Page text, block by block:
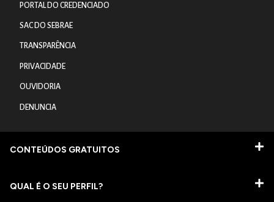
PORTAL DO CREDENCIADO
SAC DO SEBRAE
TRANSPARÊNCIA
PRIVACIDADE
OUVIDORIA
DENUNCIA
CONTEÚDOS GRATUITOS
QUAL É O SEU PERFIL?